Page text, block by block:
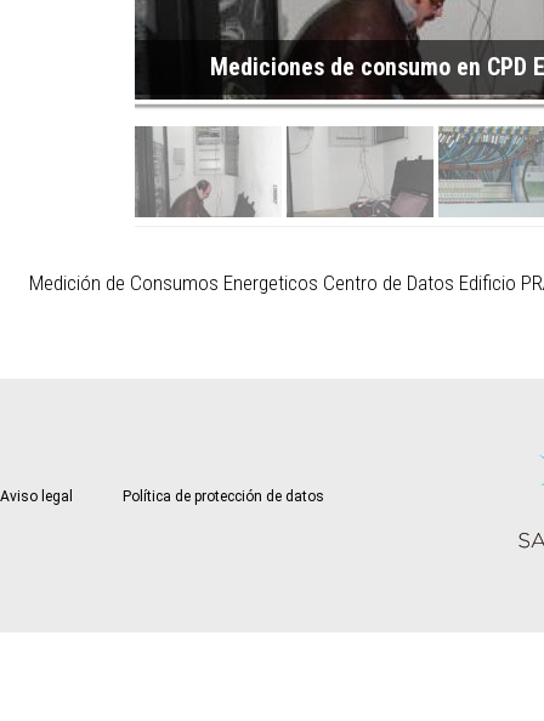
Mediciones de consumo en CPD
Medición de Consumos Energeticos Centro de Datos Edificio
Aviso legal Política de protección de datos